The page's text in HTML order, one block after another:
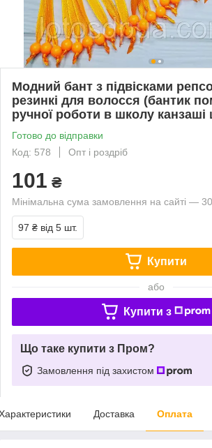
Модний бант з підвісками
резинкі для волосся (бантик
ручної роботи в школу канзаші
Готово до відправки
Код: 578
Опт і роздріб
101 ₴
Мінімальна сума замовлення на сайті —
97 ₴ від 5 шт.
Купити
або
Купити з
Що таке купити з Пром?
Замовлення під захистом
Доставка Оплата